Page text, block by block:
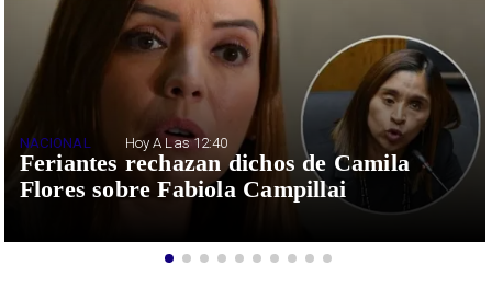
Feriantes rechazan dichos de Camila
Flores sobre Fabiola Campillai
NACIONAL Hoy A Las 12:40